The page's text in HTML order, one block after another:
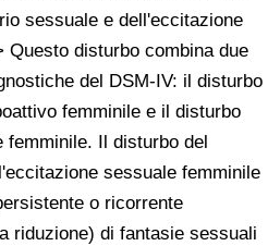
sessuale e dell'eccitazione
Questo disturbo combina due
del DSM-IV: il disturbo
femminile e il disturbo
Il disturbo del
sessuale femminile
o ricorrente
riduzione) di fantasie sessuali